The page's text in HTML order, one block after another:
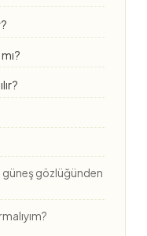
gözlüğünden